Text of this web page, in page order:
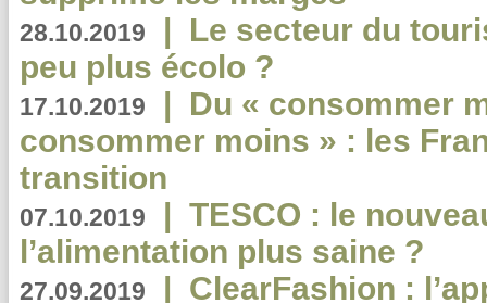
28.10.2019 | Le secteur du
peu plus écolo ?
17.10.2019 | Du « consommer
consommer moins » : les
transition
07.10.2019 | TESCO : le
l’alimentation plus saine ?
27.09.2019 | ClearFashion :